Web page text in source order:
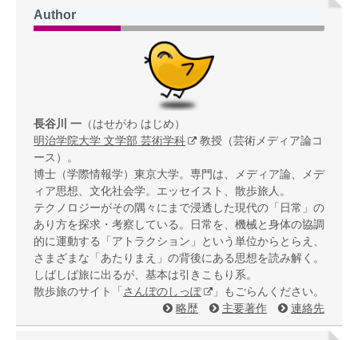
Author
長谷川 一 （はせがわ はじめ）
明治学院大学 文学部 芸術学科
教授（芸術メディア論コ
ース）。
博士（学際情報学）東京大学。専門は、メディア論、メデ
ィア思想、文化社会学。エッセイスト、散歩旅人。
テクノロジーがその隅々にまで浸透した現代の「日常」の
あり方を探求・考察している。日常を、機械と身体の協調
的に運動する「アトラクション」という単位からとらえ、
さまざまな「あたりまえ」の背後にある思想を読み解く。
しばしば旅に出るが、基本は引きこもり系。
散歩旅のサイト「 さんぽのしっぽ
」もごらんください。
略歴
主要著作 連絡先